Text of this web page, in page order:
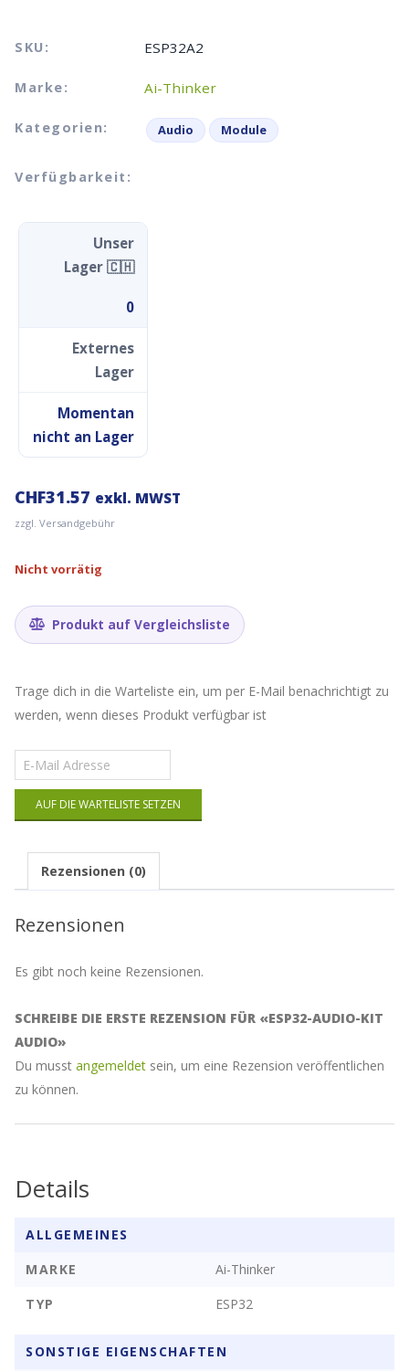
SKU: ESP32A2
Marke: Ai-Thinker
Kategorien: Audio Module
Verfügbarkeit:
Unser
Lager 🇨🇭
0
Externes
Lager
Momentan
nicht an Lager
CHF31.57 exkl. MWST
zzgl. Versandgebühr
Nicht vorrätig
Produkt auf Vergleichsliste
Trage dich in die Warteliste ein, um per E-Mail benachrichtigt zu
werden, wenn dieses Produkt verfügbar ist
Gib
deine
E-
Mail-
Adresse
die
für
Produkt
AUF DIE WARTELISTE SETZEN
Rezensionen (0)
Rezensionen
Es gibt noch keine Rezensionen.
SCHREIBE DIE ERSTE REZENSION FÜR «ESP32-AUDIO-KIT
AUDIO»
Du musst angemeldet sein, um eine Rezension veröffentlichen
zu können.
Details
ALLGEMEINES
MARKE
Ai-Thinker
TYP
ESP32
SONSTIGE EIGENSCHAFTEN